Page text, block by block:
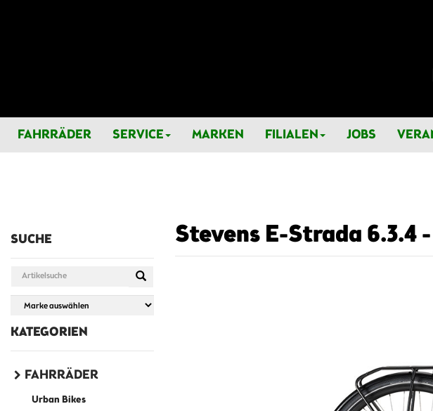
FAHRRÄDER SERVICE MARKEN FILIALEN JOBS
SUCHE
KATEGORIEN
FAHRRÄDER
Urban Bikes
Stevens E-Strada 6.3.4